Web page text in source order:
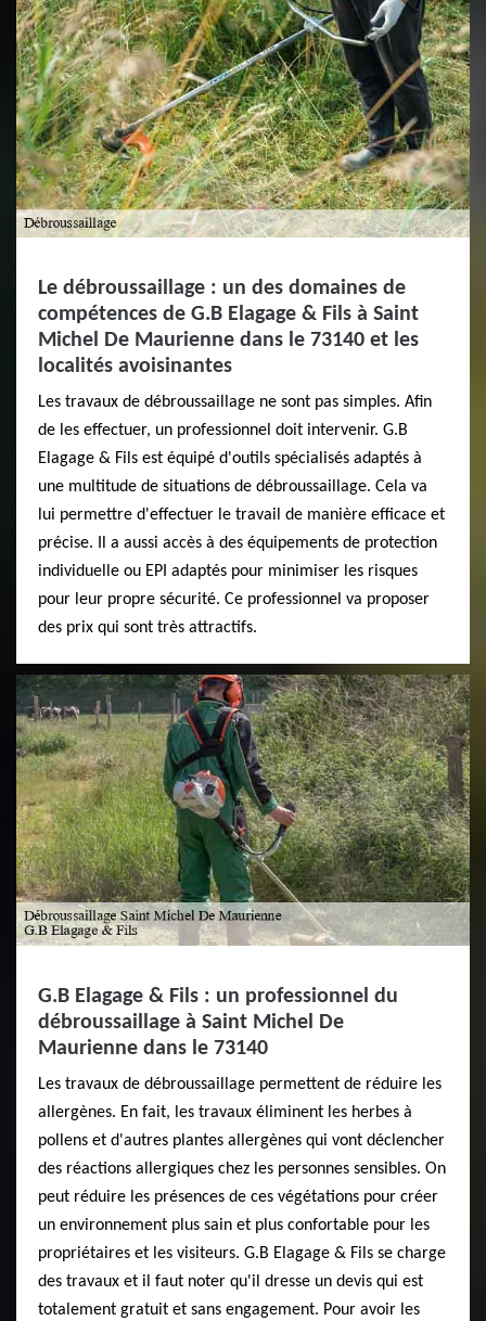
Le débroussaillage : un des domaines de
compétences de G.B Elagage & Fils à Saint
Michel De Maurienne dans le 73140 et les
localités avoisinantes
Les travaux de débroussaillage ne sont pas simples. Afin
de les effectuer, un professionnel doit intervenir. G.B
Elagage & Fils est équipé d'outils spécialisés adaptés à
une multitude de situations de débroussaillage. Cela va
lui permettre d'effectuer le travail de manière efficace et
précise. Il a aussi accès à des équipements de protection
individuelle ou EPI adaptés pour minimiser les risques
pour leur propre sécurité. Ce professionnel va proposer
des prix qui sont très attractifs.
G.B Elagage & Fils : un professionnel du
débroussaillage à Saint Michel De
Maurienne dans le 73140
Les travaux de débroussaillage permettent de réduire les
allergènes. En fait, les travaux éliminent les herbes à
pollens et d'autres plantes allergènes qui vont déclencher
des réactions allergiques chez les personnes sensibles. On
peut réduire les présences de ces végétations pour créer
un environnement plus sain et plus confortable pour les
propriétaires et les visiteurs. G.B Elagage & Fils se charge
des travaux et il faut noter qu'il dresse un devis qui est
totalement gratuit et sans engagement. Pour avoir les